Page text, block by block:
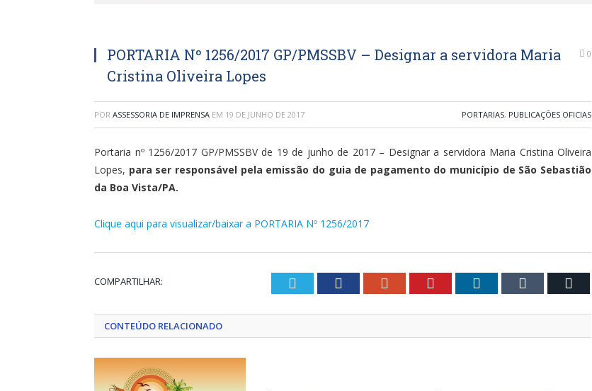
PORTARIA Nº 1256/2017 GP/PMSSBV – Designar a servidora Maria
Cristina Oliveira Lopes
0
POR ASSESSORIA DE IMPRENSA EM 19 DE JUNHO DE 2017 PORTARIAS, PUBLICAÇÕES OFICIAS
Portaria nº 1256/2017 GP/PMSSBV de 19 de junho de 2017 – Designar a servidora Maria Cristina Oliveira
Lopes, para ser responsável pela emissão do guia de pagamento do município de São Sebastião
da Boa Vista/PA.
Clique aqui para visualizar/baixar a PORTARIA Nº 1256/2017
COMPARTILHAR: Twitter Facebook Google+ Pinterest LinkedIn Tumblr
CONTEÚDO RELACIONADO